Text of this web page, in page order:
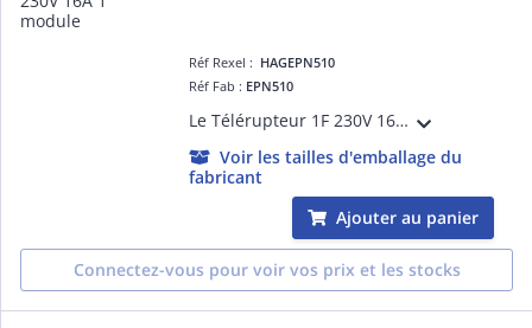
Réf Rexel : HAGEPN510
Réf Fab : EPN510
Le Télérupteur 1F 230V 16A 1 module Hager permet de contrôler efficacement une charge à partir de plusieurs points de commande. Sa conception fiable garantit une installation facile et durable.
Voir les tailles d'emballage du
fabricant
Ajouter au panier
Connectez-vous pour voir vos prix et les stocks